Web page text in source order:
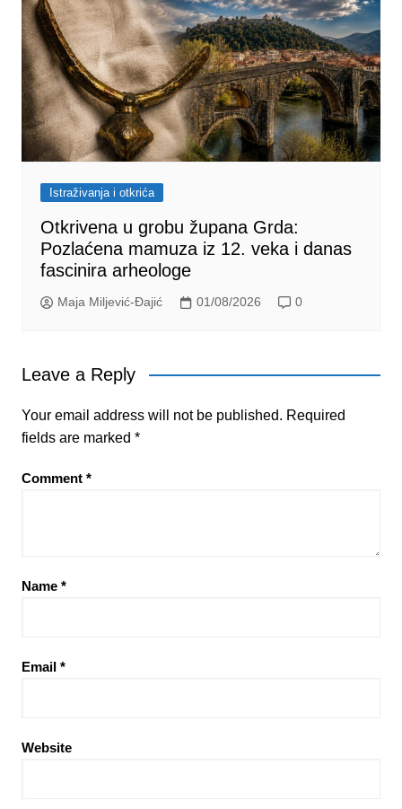
Istraživanja i otkrića
Otkrivena u grobu župana Grda:
Pozlaćena mamuza iz 12. veka i danas
fascinira arheologe
Maja Miljević-Đajić 01/08/2026 0
Leave a Reply
Your email address will not be published. Required
fields are marked *
Comment *
Name *
Email *
Website